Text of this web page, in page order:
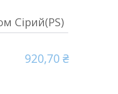
Сірий(PS)
920,70 ₴